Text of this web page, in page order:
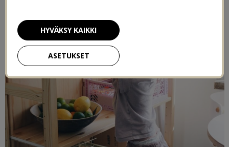
ASETUKSET
HYVÄKSY KAIKKI